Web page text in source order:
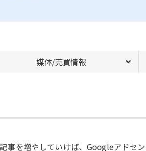
媒体/売買情報
を増やしていけば、Googleアドセ